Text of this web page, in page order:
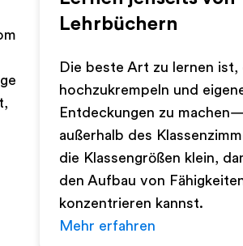
Lehrbüchern
Die beste Art zu lernen ist,
hochzukrempeln und
Entdeckungen zu
außerhalb des
die Klassengrößen klein,
den Aufbau von
konzentrieren kannst.
Mehr erfahren